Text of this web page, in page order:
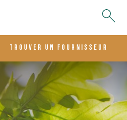
trouver un fournisseur